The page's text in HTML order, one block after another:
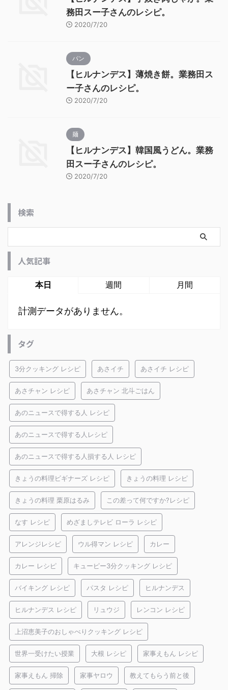
務田スー子さんのレシピ。
2020/7/20
パン
【ヒルナンデス】薄焼き餅。業務田ス
ー子さんのレシピ。
2020/7/20
麺
【ヒルナンデス】韓国風うどん。業務
田スー子さんのレシピ。
2020/7/20
検索
人気記事
本日 週間 月間
計測データがありません。
タグ
3分クッキング レシピ あさイチ あさイチ レシピ
あさチャン レシピ あさチャン 北斗ごはん
あのニュースで得する人 レシピ
あのニュースで得する人レシピ
あのニュースで得する人損する人 レシピ
きょうの料理ビギナーズ レシピ きょうの料理 レシピ
きょうの料理 栗原はるみ この差って何ですか?レシピ
なす レシピ めざましテレビ ローラ レシピ
アレンジレシピ ウル得マン レシピ カレー
カレー レシピ キューピー3分クッキング レシピ
バイキング レシピ パスタ レシピ ヒルナンデス
ヒルナンデス レシピ リュウジ レンコン レシピ
上沼恵美子のおしゃべりクッキング レシピ
世界一受けたい授業 大根 レシピ 家事えもん レシピ
家事えもん 掃除 家事ヤロウ 教えてもらう前と後